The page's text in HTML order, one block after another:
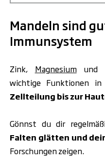
Mandeln sind
Immunsystem
Zink, Magnesiumund
wichtige Funktionen
Zellteilung bis zur
Gönnst du dir
Falten glätten und
Forschungen zeigen.